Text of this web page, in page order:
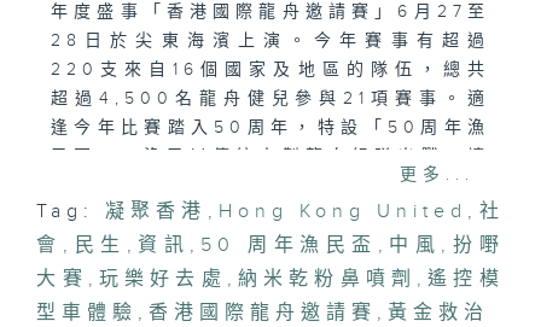
年度盛事「香港國際龍舟邀請賽」6月27至
28日於尖東海濱上演。今年賽事有超過
220支來自16個國家及地區的隊伍，總共
超過4,500名龍舟健兒參與21項賽事。適
逢今年比賽踏入50周年，特設「50周年漁
觀眾感受昔日龍舟競渡的風采。當然唔少得
焦點所在「扮嘢大賽」的參賽隊伍各種趣怪
造型。一齊感受當日的熱鬧盛況！
「黃金救治．腦中風鼻噴劑」
更多...
Tag: 凝聚香港 , Hong Kong United , 社
會 , 民生 , 資訊 , 50 周年漁民盃 , 中風 , 扮嘢
大賽 , 玩樂好去處 , 納米乾粉鼻噴劑 ,遙控模
型車體驗 , 香港國際龍舟邀請賽 , 黃金救治